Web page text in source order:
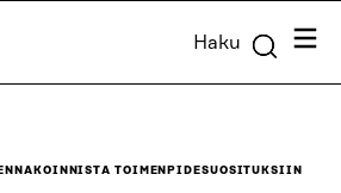
Haku
ENNAKOINNISTA TOIMENPIDESUOSITUKSIIN